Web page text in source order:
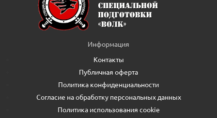
Информация
Контакты
Публичная оферта
Политика конфиденциальности
Согласие на обработку персональных данных
Политика использования cookie